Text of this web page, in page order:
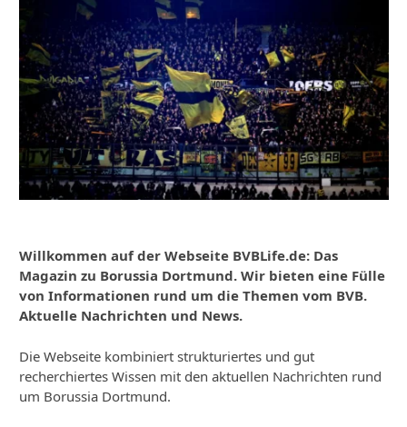
Willkommen auf der Webseite BVBLife.de: Das
Magazin zu Borussia Dortmund. Wir bieten eine Fülle
von Informationen rund um die Themen vom BVB.
Aktuelle Nachrichten und News.
Die Webseite kombiniert strukturiertes und gut
recherchiertes Wissen mit den aktuellen Nachrichten rund
um Borussia Dortmund.